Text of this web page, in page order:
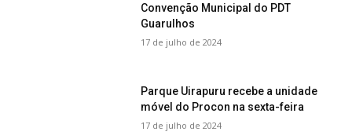
Convenção Municipal do PDT
Guarulhos
17 de julho de 2024
Parque Uirapuru recebe a unidade
móvel do Procon na sexta-feira
17 de julho de 2024